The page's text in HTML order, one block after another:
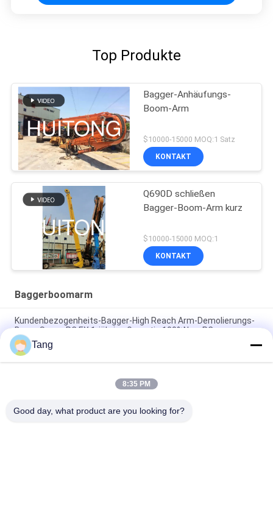
Top Produkte
Bagger-Anhäufungs-
Boom-Arm
$10000-15000 MOQ:1 Satz
KONTAKT
Q690D schließen
Bagger-Boom-Arm kurz
$10000-15000 MOQ:1
KONTAKT
Baggerboomarm
Kundenbezogenheits-Bagger-High Reach Arm-Demolierungs-
Boom Soem-PC EX 1-jährige Garantie 100%New PC
Boom der Bau-Zubehör-langen Strecke für Stapel-treibende
Spundwand
Boom-Arm der Kundenbezogenheits-langen Strecke für
Tang
8:35 PM
Good day, what product are you looking for?